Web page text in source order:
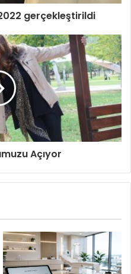
gerçekleştirildi
Açıyor